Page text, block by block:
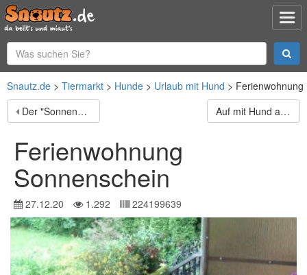
Snautz.de Tiermarkt Hunde Urlaub mit Hund
Der "Sonnenschein"
Auf mit Hund an die Ostsee
Ferienwohnung
Sonnenschein
27.12.20 1.292 224199639